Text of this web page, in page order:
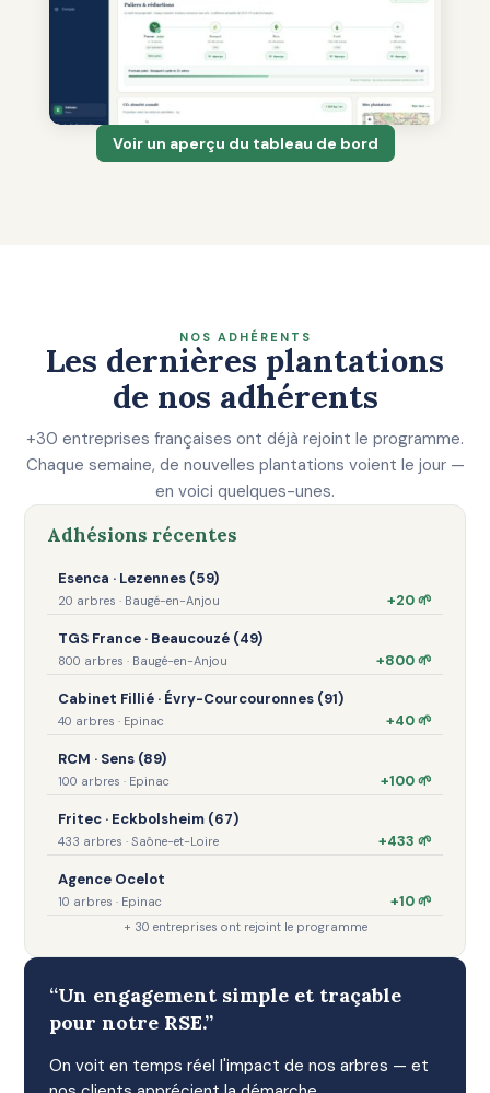
Voir un aperçu du tableau de bord
NOS ADHÉRENTS
Les dernières plantations
de nos adhérents
+30 entreprises françaises ont déjà rejoint le programme.
Chaque semaine, de nouvelles plantations voient le jour —
en voici quelques-unes.
Adhésions récentes
Esenca · Lezennes (59)
20 arbres · Baugé-en-Anjou +20 🌱
TGS France · Beaucouzé (49)
800 arbres · Baugé-en-Anjou +800 🌱
Cabinet Fillié · Évry-Courcouronnes (91)
40 arbres · Epinac +40 🌱
RCM · Sens (89)
100 arbres · Epinac +100 🌱
Fritec · Eckbolsheim (67)
433 arbres · Saône-et-Loire +433 🌱
Agence Ocelot
10 arbres · Epinac +10 🌱
+ 30 entreprises ont rejoint le programme
“Un engagement simple et traçable
pour notre RSE.”
On voit en temps réel l'impact de nos arbres — et